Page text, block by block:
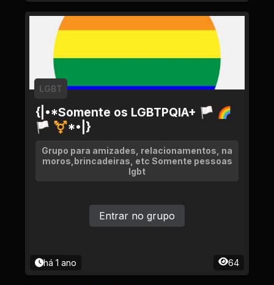
{|•*Somente os LGBTPQIA+ 🏳 🌈
🏳 ⚧*•|}
LGBT
Grupo para amizades, relacionamentos, na
moros,brincadeiras, etc Somente pessoas
lgbt
há 1 ano 64
Entrar no grupo